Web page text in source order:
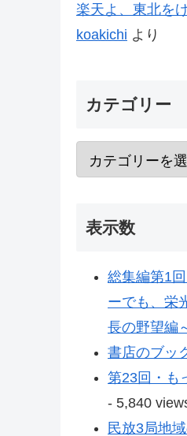
楽天よ、東北を
koakichi より
カテゴリー
表示数
総集編第1
ーでも、栄
長の野望編
書店のブッ
第23回・も
- 5,840
民放3局地